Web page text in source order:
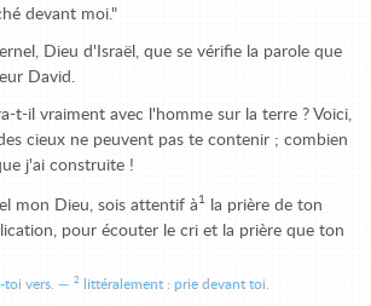
devant moi."
Dieu d'Israël, que se vérifie la parole que
David.
t-il vraiment avec l'homme sur la terre ? Voici,
cieux ne peuvent pas te contenir ; combien
j'ai construite !
mon Dieu, sois attentif à 1
la prière de ton
pour écouter le cri et la prière que ton
vers. 2 littéralement : prie devant toi.